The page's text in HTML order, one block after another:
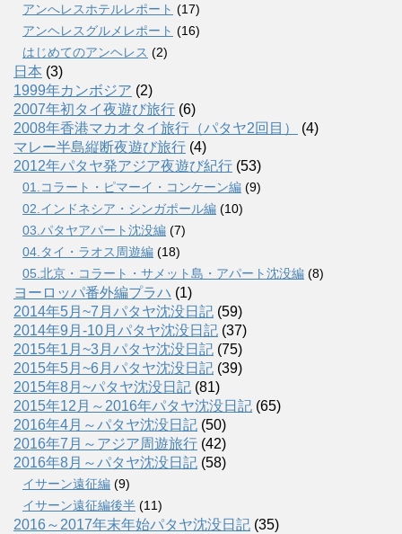
アンへレスホテルレポート (17)
アンヘレスグルメレポート (16)
はじめてのアンヘレス (2)
日本 (3)
1999年カンボジア (2)
2007年初タイ夜遊び旅行 (6)
2008年香港マカオタイ旅行（パタヤ2回目）
(4)
マレー半島縦断夜遊び旅行 (4)
2012年パタヤ発アジア夜遊び紀行 (53)
01.コラート・ピマーイ・コンケーン編 (9)
02.インドネシア・シンガポール編 (10)
03.パタヤアパート沈没編 (7)
04.タイ・ラオス周遊編 (18)
05.北京・コラート・サメット島・アパート沈没編 (8)
ヨーロッパ番外編プラハ (1)
2014年5月~7月パタヤ沈没日記 (59)
2014年9月-10月パタヤ沈没日記 (37)
2015年1月~3月パタヤ沈没日記 (75)
2015年5月~6月パタヤ沈没日記 (39)
2015年8月~パタヤ沈没日記 (81)
2015年12月～2016年パタヤ沈没日記 (65)
2016年4月～パタヤ沈没日記 (50)
2016年7月～アジア周遊旅行 (42)
2016年8月～パタヤ沈没日記 (58)
イサーン遠征編 (9)
イサーン遠征編後半 (11)
2016～2017年末年始パタヤ沈没日記 (35)